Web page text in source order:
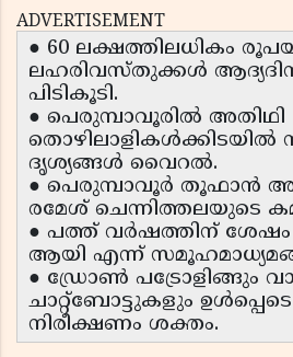
ADVERTISEMENT
● 60 ലക്ഷത്തിലധികം
ലഹരിവസ്തുക്കൾ
പിടികൂടി.
● പെരുമ്പാവൂരിൽ അതിഥി
തൊഴിലാളികൾക്കിടയിൽ
ദൃശ്യങ്ങൾ വൈറൽ.
● പെരുമ്പാവൂർ തൂഫാൻ
രമേശ് ചെന്നിത്തലയുടെ
● പത്ത് വർഷത്തിന്
ആയി എന്ന്
● ഡ്രോൺ പട്രോളിങ്ങും
ചാറ്റ്ബോട്ടുകളും ഉൾപ്പെടെ
നിരീക്ഷണം ശക്തം.